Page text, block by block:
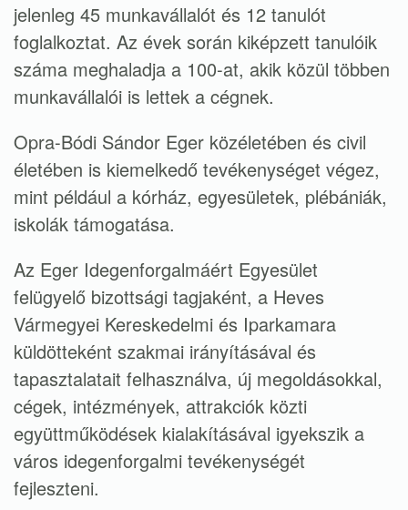
jelenleg 45 munkavállalót és 12 tanulót
foglalkoztat. Az évek során kiképzett tanulóik
száma meghaladja a 100-at, akik közül többen
munkavállalói is lettek a cégnek.
Opra-Bódi Sándor Eger közéletében és civil
életében is kiemelkedő tevékenységet végez,
mint például a kórház, egyesületek, plébániák,
iskolák támogatása.
Az Eger Idegenforgalmáért Egyesület
felügyelő bizottsági tagjaként, a Heves
Vármegyei Kereskedelmi és Iparkamara
küldötteként szakmai irányításával és
tapasztalatait felhasználva, új megoldásokkal,
cégek, intézmények, attrakciók közti
együttműködések kialakításával igyekszik a
város idegenforgalmi tevékenységét
fejleszteni.